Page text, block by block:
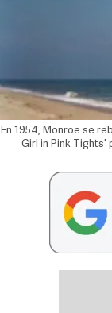
En 1954, Monroe se
Girl in Pink Tights'